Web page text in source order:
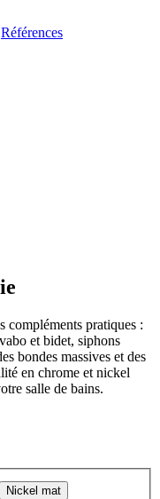
Références
compléments pratiques :
et bidet, siphons
bondes massives et des
en chrome et nickel
salle de bains.
Nickel mat